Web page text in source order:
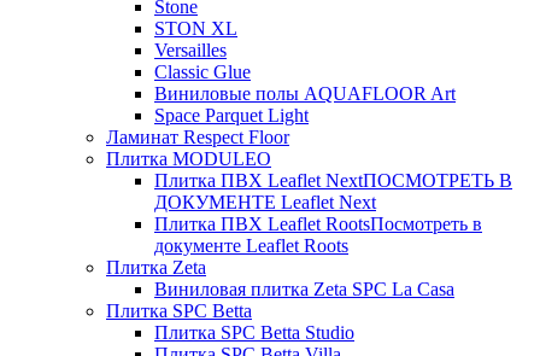
Stone
STON XL
Versailles
Classic Glue
Виниловые полы AQUAFLOOR Art
Space Parquet Light
Ламинат Respect Floor
Плитка MODULEO
Плитка ПВХ Leaflet NextПОСМОТРЕТЬ В
ДОКУМЕНТЕ Leaflet Next
Плитка ПВХ Leaflet RootsПосмотреть в
документе Leaflet Roots
Плитка Zeta
Виниловая плитка Zeta SPC La Casa
Плитка SPC Betta
Плитка SPC Betta Studio